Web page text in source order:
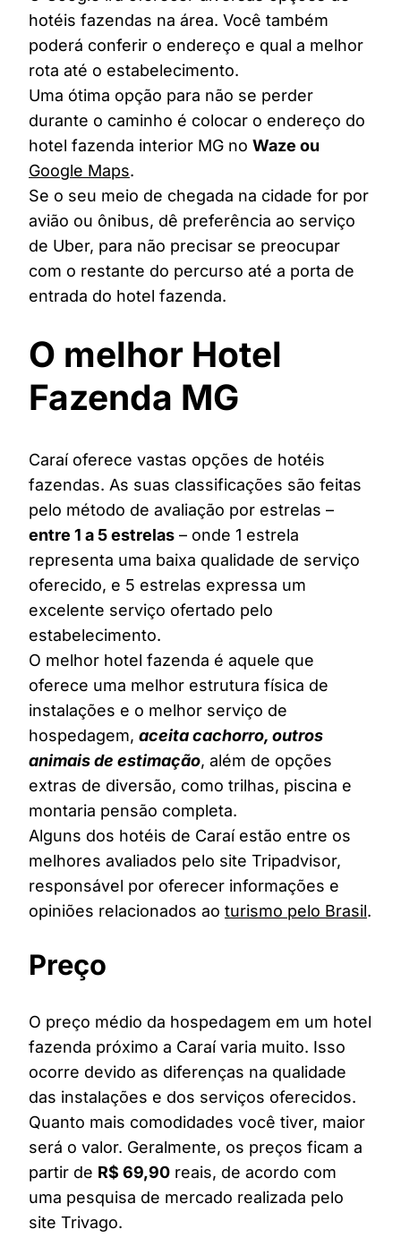
hotéis fazendas na área. Você também
poderá conferir o endereço e qual a melhor
rota até o estabelecimento.
Uma ótima opção para não se perder
durante o caminho é colocar o endereço do
hotel fazenda interior MG no Waze ou
Google Maps.
Se o seu meio de chegada na cidade for por
avião ou ônibus, dê preferência ao serviço
de Uber, para não precisar se preocupar
com o restante do percurso até a porta de
entrada do hotel fazenda.
O melhor Hotel
Fazenda MG
Caraí oferece vastas opções de hotéis
fazendas. As suas classificações são feitas
pelo método de avaliação por estrelas –
entre 1 a 5 estrelas – onde 1 estrela
representa uma baixa qualidade de serviço
oferecido, e 5 estrelas expressa um
excelente serviço ofertado pelo
estabelecimento.
O melhor hotel fazenda é aquele que
oferece uma melhor estrutura física de
instalações e o melhor serviço de
hospedagem, aceita cachorro, outros
animais de estimação, além de opções
extras de diversão, como trilhas, piscina e
montaria pensão completa.
Alguns dos hotéis de Caraí estão entre os
melhores avaliados pelo site Tripadvisor,
responsável por oferecer informações e
opiniões relacionados ao turismo pelo Brasil.
Preço
O preço médio da hospedagem em um hotel
fazenda próximo a Caraí varia muito. Isso
ocorre devido as diferenças na qualidade
das instalações e dos serviços oferecidos.
Quanto mais comodidades você tiver, maior
será o valor. Geralmente, os preços ficam a
partir de R$ 69,90 reais, de acordo com
uma pesquisa de mercado realizada pelo
site Trivago.